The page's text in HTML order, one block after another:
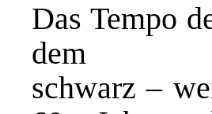
Das Tempo
dem
schwarz –